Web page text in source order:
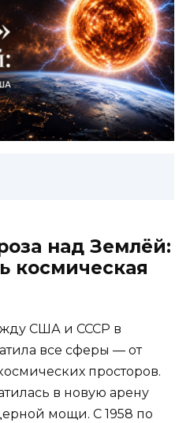
над Землёй:
космическая
США и СССР в
все сферы — от
просторов.
в новую арену
мощи. С 1958 по